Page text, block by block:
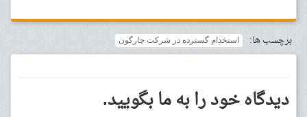
برچسب ها: استخدام گسترده در شركت چارگون
دیدگاه خود را به ما بگویید.